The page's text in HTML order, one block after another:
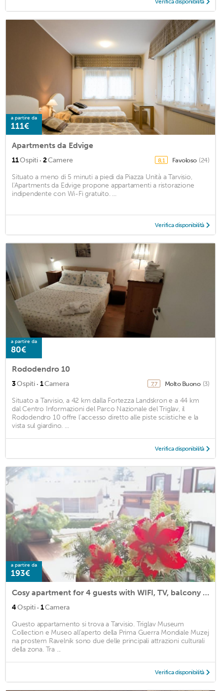
a partire da
111€
Apartments da Edvige
11Ospiti · 2Camere 8,1 Favoloso (24)
Situato a meno di 5 minuti a piedi da Piazza Unità a Tarvisio,
l'Apartments da Edvige propone appartamenti a ristorazione
indipendente con Wi-Fi gratuito. ...
Verifica disponibilità
a partire da
80€
Rododendro 10
3Ospiti · 1Camera 7,7 Molto Buono (3)
Situato a Tarvisio, a 42 km dalla Fortezza Landskron e a 44 km
dal Centro Informazioni del Parco Nazionale del Triglav, il
Rododendro 10 offre l'accesso diretto alle piste sciistiche e la
vista sul giardino. ...
Verifica disponibilità
a partire da
193€
Cosy apartment for 4 guests with WIFI, TV, balcony and parking
4Ospiti · 1Camera
Questo appartamento si trova a Tarvisio. Triglav Museum
Collection e Museo all'aperto della Prima Guerra Mondiale Muzej
na prostem Ravelnik sono due delle principali attrazioni culturali
della zona. Tra ...
Verifica disponibilità